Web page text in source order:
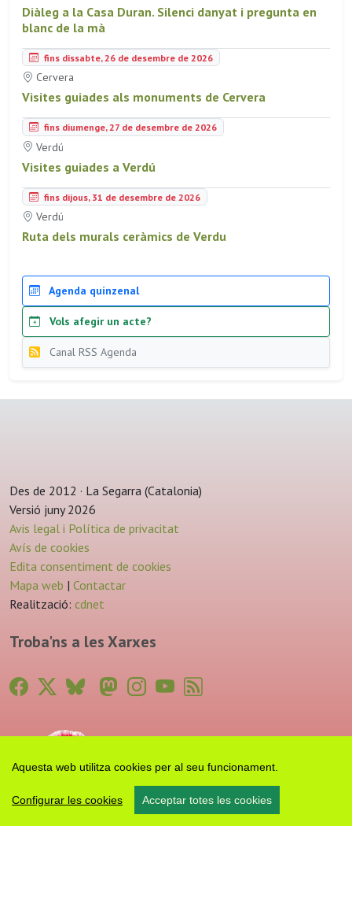
Aquesta web utilitza cookies per al seu funcionament.
Configurar les cookies Acceptar totes les cookies
Diàleg a la Casa Duran. Silenci danyat i pregunta en
blanc de la mà
fins dissabte, 26 de desembre de 2026
Cervera
Visites guiades als monuments de Cervera
fins diumenge, 27 de desembre de 2026
Verdú
Visites guiades a Verdú
fins dijous, 31 de desembre de 2026
Verdú
Ruta dels murals ceràmics de Verdu
Agenda quinzenal
Vols afegir un acte?
Canal RSS Agenda
Des de 2012 · La Segarra (Catalonia)
Versió juny 2026
Avis legal i Política de privacitat
Avís de cookies
Edita consentiment de cookies
Mapa web | Contactar
Realització: cdnet
Troba'ns a les Xarxes